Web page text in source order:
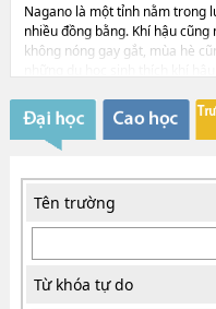
Nagano là một tỉnh nằm trong
nhiều đồng bằng. Khí hậu
không nóng gay gắt, mùa hè
những du học sinh thích khí
Ngoài ra phương tiện giao
đến các thành phố lớn như
Shinkansen sẽ được kéo dài
Tên trường
Từ khóa tự do